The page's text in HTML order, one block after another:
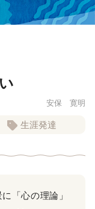
安保 寛明
生涯発達
「心の理論」